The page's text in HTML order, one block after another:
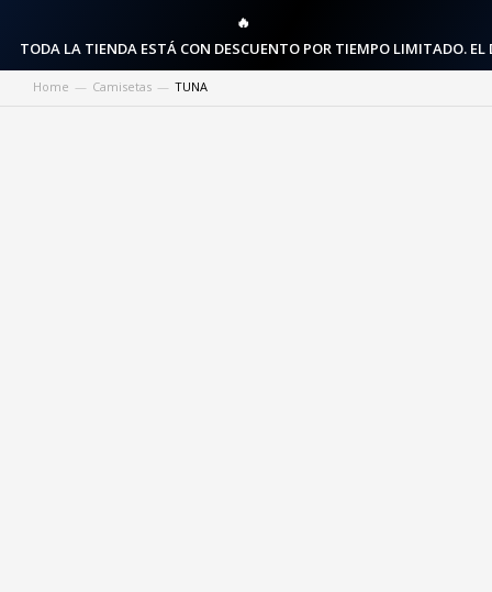
🔥
TODA LA TIENDA ESTÁ CON DESCUENTO POR TIEMPO LIMITADO.
You are here:
Home Camisetas TUNA